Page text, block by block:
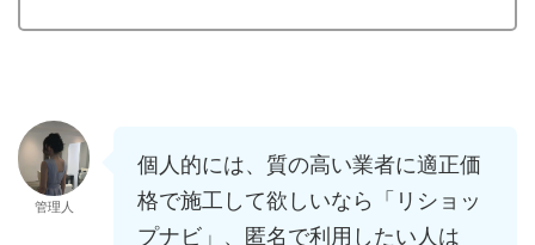
管理人
個人的には、質の高い業者に適正価
格で施工して欲しいなら「リショッ
プナビ」、匿名で利用したい人は